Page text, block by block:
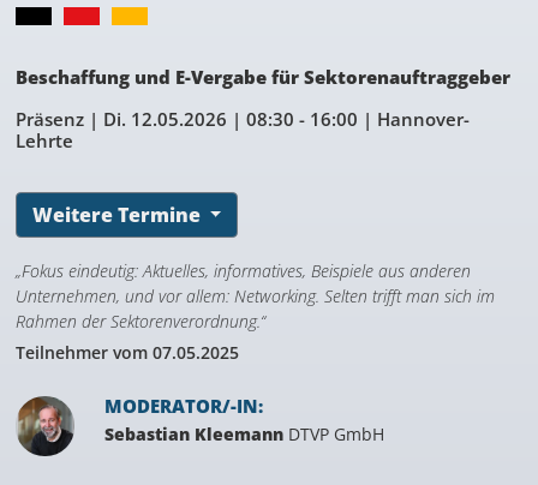
Beschaffung und E-Vergabe für Sektorenauftraggeber
Präsenz | Di. 12.05.2026 | 08:30 - 16:00 | Hannover-
Lehrte
Weitere Termine
„Fokus eindeutig: Aktuelles, informatives, Beispiele aus anderen
Unternehmen, und vor allem: Networking. Selten trifft man sich im
Rahmen der Sektorenverordnung.“
Teilnehmer vom 07.05.2025
MODERATOR/-IN:
Sebastian Kleemann DTVP GmbH